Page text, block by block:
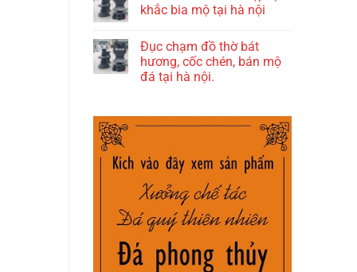
khắc bia mộ tại hà nội
Đục chạm đồ thờ bát
hương, cốc chén, bán mộ
đá tại hà nội.